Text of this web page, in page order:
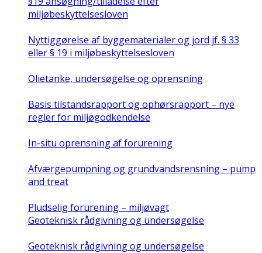
miljøbeskyttelsesloven
Nyttiggørelse af byggematerialer og jord jf. § 33
eller § 19 i miljøbeskyttelsesloven
Olietanke, undersøgelse og oprensning
Basis tilstandsrapport og ophørsrapport – nye
regler for miljøgodkendelse
In-situ oprensning af forurening
Afværgepumpning og grundvandsrensning – pump
and treat
Pludselig forurening – miljøvagt
Geoteknisk rådgivning og undersøgelse
Geoteknisk rådgivning og undersøgelse